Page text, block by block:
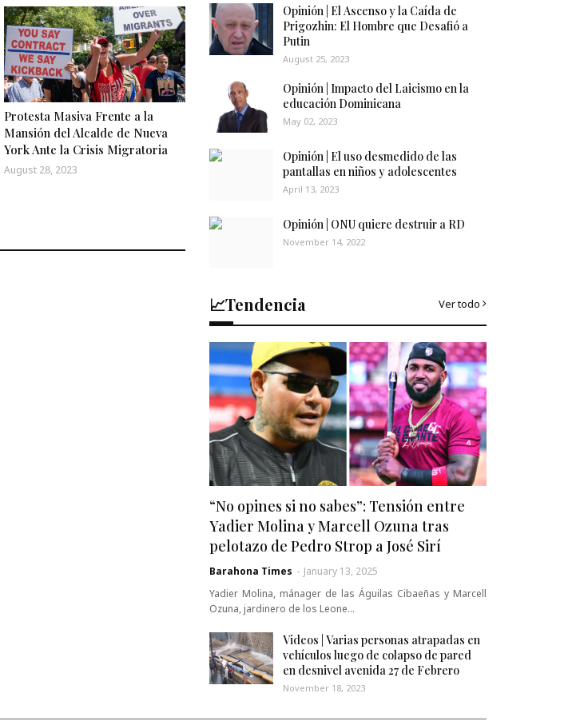
Protesta Masiva Frente a la
Mansión del Alcalde de Nueva
York Ante la Crisis Migratoria
August 28, 2023
Opinión | El Ascenso y la Caída de
Prigozhin: El Hombre que Desafió a
Putin
August 25, 2023
Opinión | Impacto del Laicismo en la
educación Dominicana
May 02, 2023
Opinión | El uso desmedido de las
pantallas en niños y adolescentes
April 13, 2023
Opinión | ONU quiere destruir a RD
November 14, 2022
📈Tendencia Ver todo
“No opines si no sabes”: Tensión entre
Yadier Molina y Marcell Ozuna tras
pelotazo de Pedro Strop a José Sirí
Barahona Times - January 13, 2025
Yadier Molina, mánager de las Águilas Cibaeñas y Marcell
Ozuna, jardinero de los Leone…
Videos | Varias personas atrapadas en
vehículos luego de colapso de pared
en desnivel avenida 27 de Febrero
November 18, 2023